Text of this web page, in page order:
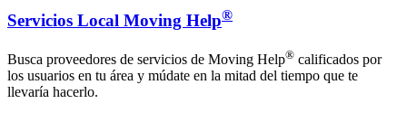
Servicios Local Moving Help®
Busca proveedores de servicios de Moving Help® calificados por
los usuarios en tu área y múdate en la mitad del tiempo que te
llevaría hacerlo.